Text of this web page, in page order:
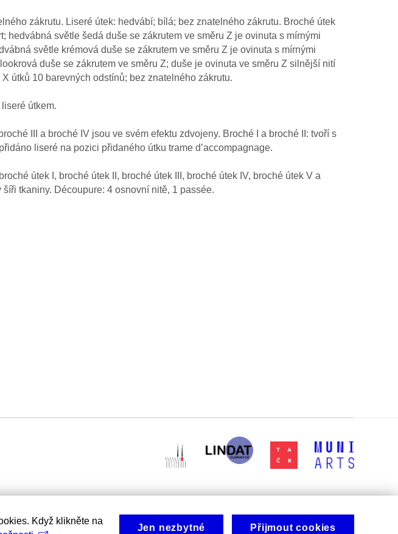
zákrutu. Liseré útek: hedvábí; bílá; bez znatelného zákrutu. Broché útek
hedvábná světle šedá duše se zákrutem ve směru Z je ovinuta s mírnými
světle krémová duše se zákrutem ve směru Z je ovinuta s mírnými
duše se zákrutem ve směru Z; duše je ovinuta ve směru Z silnější nití
útků 10 barevných odstínů; bez znatelného zákrutu.
útkem.
III a broché IV jsou ve svém efektu zdvojeny. Broché I a broché II: tvoří s
liseré na pozici přidaného útku trame d’accompagnage.
útek I, broché útek II, broché útek III, broché útek IV, broché útek V a
tkaniny. Découpure: 4 osnovní nitě, 1 passée.
Když klikněte na
Jen nezbytné Přijmout cookies